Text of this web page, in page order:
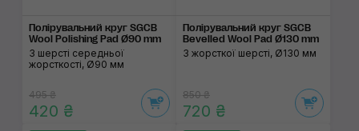
Полірувальний круг SGCB
Wool Polishing Pad Ø90 mm
З шерсті середньої
жорсткості, Ø90 мм
495 ₴
420 ₴
Полірувальний круг SGCB
Bevelled Wool Pad Ø130 mm
З жорсткої шерсті, Ø130 мм
850 ₴
720 ₴